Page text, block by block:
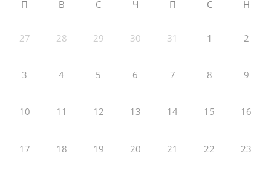
П В С Ч П С Н
27 28 29 30 31 1 2
3 4 5 6 7 8 9
10 11 12 13 14 15 16
17 18 19 20 21 22 23